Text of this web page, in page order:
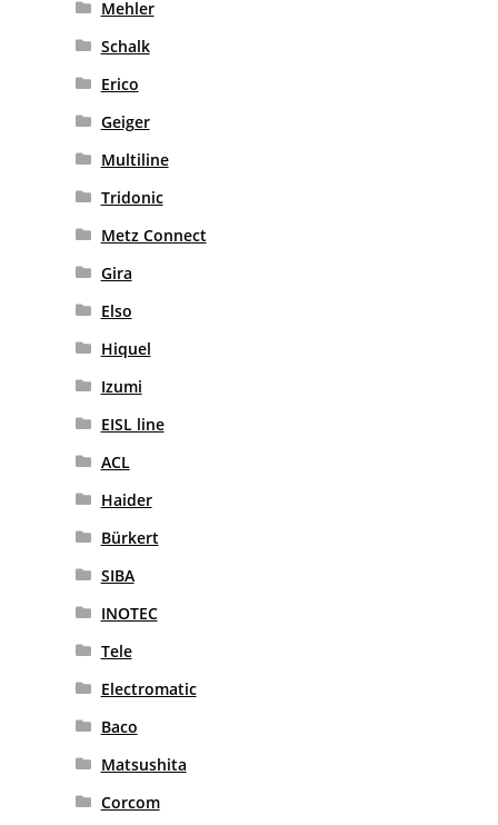
Mehler
Schalk
Erico
Geiger
Multiline
Tridonic
Metz Connect
Gira
Elso
Hiquel
Izumi
EISL line
ACL
Haider
Bürkert
SIBA
INOTEC
Tele
Electromatic
Baco
Matsushita
Corcom